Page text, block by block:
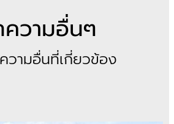
วามอื่นๆ
วามอื่นที่เกี่ยวข้อง